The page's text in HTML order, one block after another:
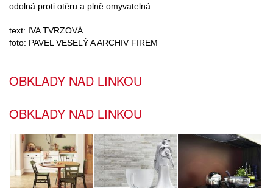
odolná proti otěru a plně omyvatelná.
text: IVA TVRZOVÁ
foto: PAVEL VESELÝ A ARCHIV FIREM
OBKLADY NAD LINKOU
OBKLADY NAD LINKOU